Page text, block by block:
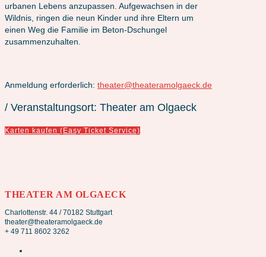
urbanen Lebens anzupassen. Aufgewachsen in der
Wildnis, ringen die neun Kinder und ihre Eltern um
einen Weg die Familie im Beton-Dschungel
zusammenzuhalten.
Anmeldung erforderlich: theater@theateramolgaeck.de
/ Veranstaltungsort: Theater am Olgaeck
Karten kaufen (Easy Ticket Service)
THEATER AM OLGAECK
Charlottenstr. 44 / 70182 Stuttgart
theater@theateramolgaeck.de
+ 49 711 8602 3262